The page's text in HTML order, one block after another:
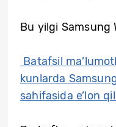
Bu yilgi Samsung
Batafsil
kunlarda
sahifasida e’lon